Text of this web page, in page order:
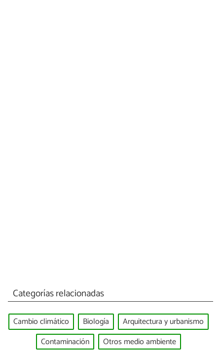
Categorías relacionadas
Cambio climático Biología
Arquitectura y urbanismo
Contaminación
Otros medio ambiente